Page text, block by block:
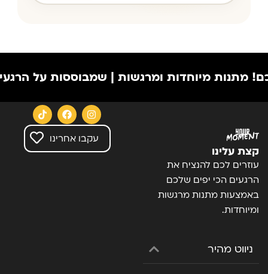
מיוחדות ומרגשות | שמבוססות על הרגעים
קצת עלינו
עוזרים לכם להנציח את
הרגעים הכי יפים שלכם
באמצעות מתנות מרגשות
ומיוחדות.
ניווט מהיר
עקבו אחרינו